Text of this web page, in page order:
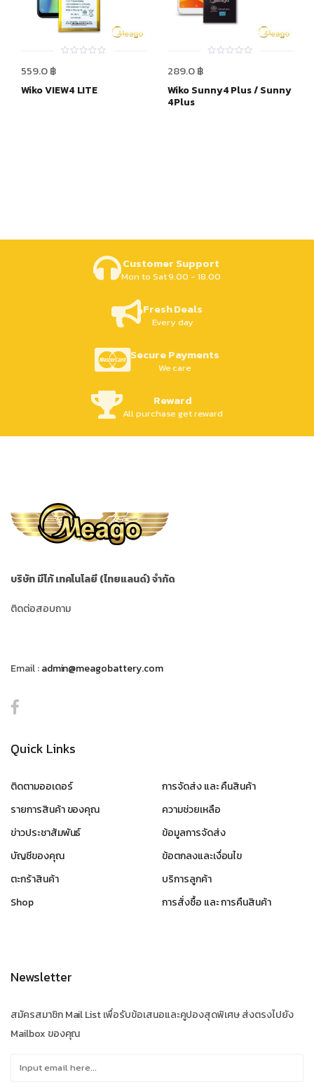
5
559.0฿
Wiko VIEW4 LITE
5
289.0฿
Wiko Sunny4 Plus / Sunny
4Plus
Customer Support
Mon to Sat 9.00 - 18.00
Fresh Deals
Every day
Secure Payments
We care
Reward
All purchase get reward
บริษัท มีโก้ เทคโนโลยี (ไทยแลนด์) จำกัด
ติดต่อสอบถาม
Email :admin@meagobattery.com
Quick Links
ติดตามออเดอร์
รายการสินค้า ของคุณ
ข่าวประชาสัมพันธ์
บัญชีของคุณ
ตะกร้าสินค้า
Shop
การจัดส่ง และ คืนสินค้า
ความช่วยเหลือ
ข้อมูลการจัดส่ง
ข้อตกลงและเงื่อนไข
บริการลูกค้า
การสั่งซื้อ และ การคืนสินค้า
Newsletter
สมัครสมาชิก Mail List เพื่อรับข้อเสนอและคูปองสุดพิเศษ ส่งตรงไปยัง
Mailbox ของคุณ